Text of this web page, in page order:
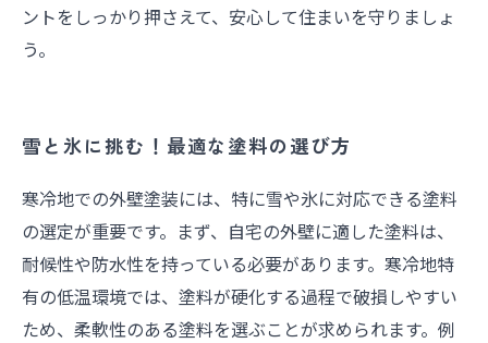
ントをしっかり押さえて、安心して住まいを守りましょ
う。
雪と氷に挑む！最適な塗料の選び方
寒冷地での外壁塗装には、特に雪や氷に対応できる塗料
の選定が重要です。まず、自宅の外壁に適した塗料は、
耐候性や防水性を持っている必要があります。寒冷地特
有の低温環境では、塗料が硬化する過程で破損しやすい
ため、柔軟性のある塗料を選ぶことが求められます。例